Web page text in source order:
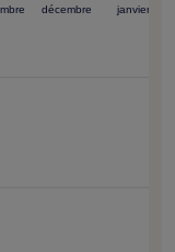
décembre janvier